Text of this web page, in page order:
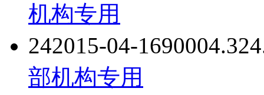
机构专用
242015-04-1690004.32
部机构专用